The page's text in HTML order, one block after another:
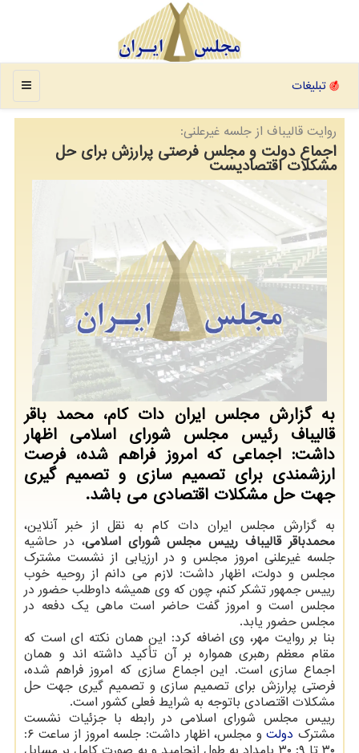
منو تبلیغات
روایت قالیباف از جلسه غیرعلنی:
اجماع دولت و مجلس فرصتی پرارزش برای حل
مشکلات اقتصادیست
به گزارش مجلس ایران دات کام، محمد باقر
قالیباف رئیس مجلس شورای اسلامی اظهار
داشت: اجماعی که امروز فراهم شده، فرصت
ارزشمندی برای تصمیم سازی و تصمیم گیری
جهت حل مشکلات اقتصادی می باشد.
به گزارش مجلس ایران دات کام به نقل از خبر آنلاین،
محمدباقر قالیباف رییس مجلس شورای اسلامی، در حاشیه
جلسه غیرعلنی امروز مجلس و در ارزیابی از نشست مشترک
مجلس و دولت، اظهار داشت: لازم می دانم از روحیه خوب
رییس جمهور تشکر کنم، چون که وی همیشه داوطلب حضور در
مجلس است و امروز گفت حاضر است ماهی یک دفعه در
مجلس حضور یابد.
بنا بر روایت مهر، وی اضافه کرد: این همان نکته ای است که
مقام معظم رهبری همواره بر آن تأکید داشته اند و همان
اجماع سازی است. این اجماع سازی که امروز فراهم شده،
فرصتی پرارزش برای تصمیم سازی و تصمیم گیری جهت حل
مشکلات اقتصادی باتوجه به شرایط فعلی کشور است.
رییس مجلس شورای اسلامی در رابطه با جزئیات نشست
مشترک دولت
و مجلس، اظهار داشت: جلسه امروز از ساعت ۶: